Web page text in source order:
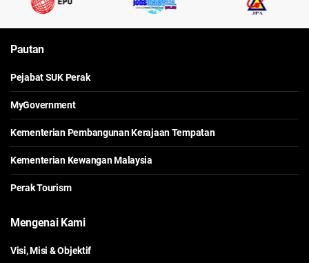
Pautan
Pejabat SUK Perak
MyGovernment
Kementerian Pembangunan Kerajaan Tempatan
Kementerian Kewangan Malaysia
Perak Tourism
Mengenai Kami
Visi, Misi & Objektif